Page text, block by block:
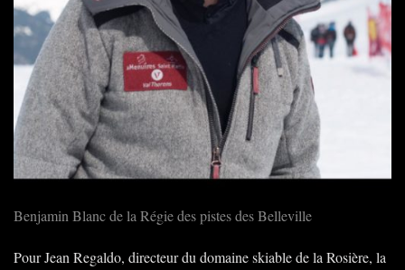
Benjamin Blanc de la Régie des pistes des Belleville
Pour Jean Regaldo, directeur du domaine skiable de la Rosière, la